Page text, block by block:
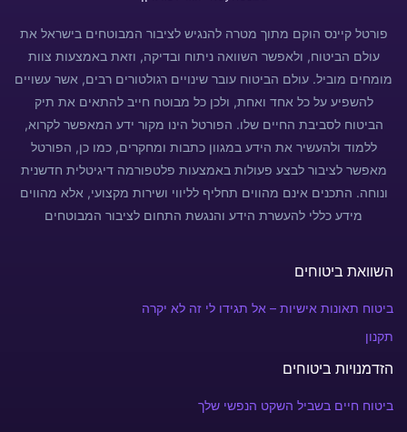
פורטל קיינס הוקם מתוך מטרה להנגיש לציבור המבוטחים בישראל את
עולם הביטוח, ולאפשר השוואה ניתוח ובדיקה, וזאת באמצעות צוות
מומחים מוביל. עולם הביטוח עובר שינויים רגולטורים רבים, אשר עשויים
להשפיע על כל אחד ואחת, ולכן כל מבוטח חייב להתאים את תיק
הביטוח לסביבת החיים שלו. הפורטל הינו מקור ידע המאפשר לקרוא,
ללמוד ולהעשיר את הידע במגוון כתבות ומחקרים, כמו כן, הפורטל
מאפשר לציבור לבצע פעולות באמצעות פלטפורמה דיגיטלית חדשנית
ונוחה. התכנים אינם מהווים תחליף לליווי ושירות מקצועי, אלא מהווים
מידע כללי להעשרת הידע והנגשת התחום לציבור המבוטחים
השוואת ביטוחים
ביטוח תאונות אישיות – אל תגידו לי זה לא יקרה
תקנון
הזדמנויות ביטוחים
ביטוח חיים בשביל השקט הנפשי שלך